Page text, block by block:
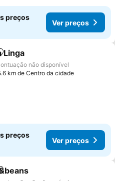
preços
Ver preços
aos favoritos
Linga
não disponível
km de Centro da cidade
preços
Ver preços
aos favoritos